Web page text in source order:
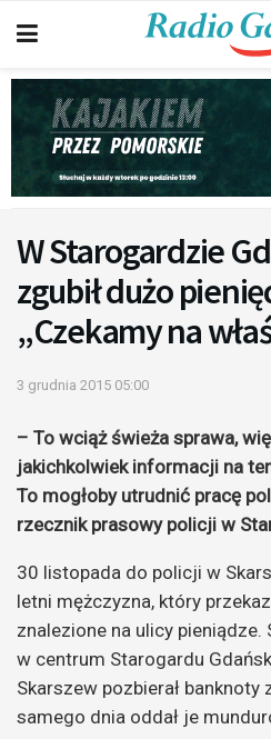
W Starogardzie
zgubił dużo
„Czekamy na
3 grudnia 2015 05:00
– To wciąż świeża sprawa,
jakichkolwiek informacji na
To mogłoby utrudnić pracę
rzecznik prasowy policji w
30 listopada do policji w
letni mężczyzna, który
znalezione na ulicy pieniądze.
w centrum Starogardu
Skarszew pozbierał
samego dnia oddał je